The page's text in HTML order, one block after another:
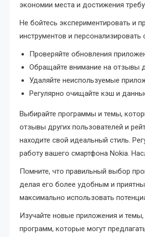
экономии места и достижения
Не бойтесь экспериментировать и
инструментов и
Проверяйте обновления
Обращайте внимание на отзывы
Удаляйте неиспользуемые
Регулярно очищайте кэш и
Выбирайте программы и темы,
отзывы других пользователей и
находите свой идеальный стиль.
работу вашего смартфона Nokia.
Помните, что правильный выбор
делая его более удобным и
максимально использовать
Изучайте новые приложения и
программ, которые могут